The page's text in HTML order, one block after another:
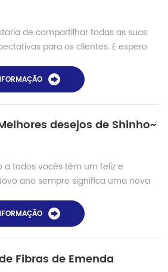
de compartilhar todas as suas
para os clientes. E espero
desejos de Shinho~
a todos vocês têm um feliz e
ano sempre significa uma nova
coisas nov...
Fibras de Emenda